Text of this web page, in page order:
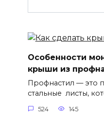
Особенности
крыши из
Профнастил — это
стальные листы,
524 145